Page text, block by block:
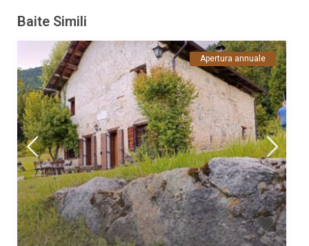
Baite Simili
Apertura annuale